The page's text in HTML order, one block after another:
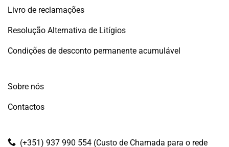
Livro de reclamações
Resolução Alternativa de Litígios
Condições de desconto permanente acumulável
Sobre nós
Contactos
(+351) 937 990 554 (Custo de Chamada para o rede